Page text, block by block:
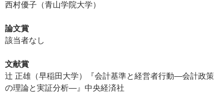
西村優子（青山学院大学）
論文賞
該当者なし
文献賞
辻 正雄（早稲田大学）『会計基準と経営者行動―会計政策
の理論と実証分析―』中央経済社